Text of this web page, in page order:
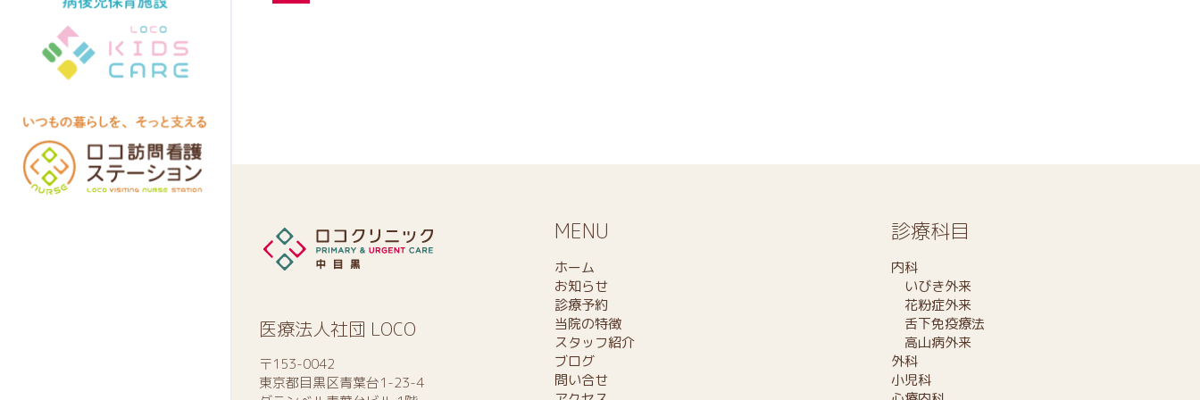
医療法人社団 LOCO
〒153-0042
東京都目黒区青葉台1-23-4
MENU
ホーム
お知らせ
診療予約
当院の特徴
スタッフ紹介
ブログ
問い合せ
診療科目
内科
いびき外来
花粉症外来
舌下免疫療法
高山病外来
外科
小児科